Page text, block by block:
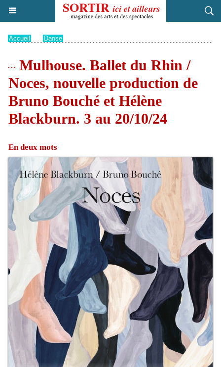
Accueil Danse
Mulhouse. Ballet du Rhin /
Noces, nouvelle production de
Bruno Bouché et Hélène
Blackburn. 3 au 20/10/24
En deux mots